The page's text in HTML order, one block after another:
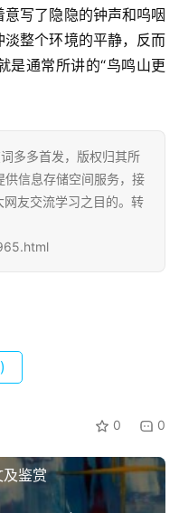
写了隐隐的钟声和呜咽
整个环境的平静，反而
是通常所讲的“鸟鸣山更
多多首发，版权归其所
信息存储空间服务，接
友交流学习之目的。转
0 0
鉴赏